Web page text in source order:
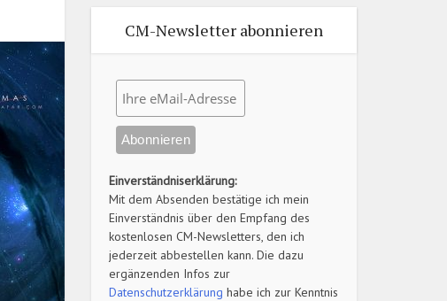
CM-Newsletter abonnieren
Einverständniserklärung:
Mit dem Absenden bestätige ich mein
Einverständnis über den Empfang des
kostenlosen CM-Newsletters, den ich
jederzeit abbestellen kann. Die dazu
ergänzenden Infos zur
Datenschutzerklärung habe ich zur Kenntnis